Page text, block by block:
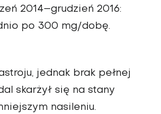
2014–gru­dzień 2016:
po 300 mg/dobę.
jednak brak pełnej
skarżył się na stany
nasileniu.